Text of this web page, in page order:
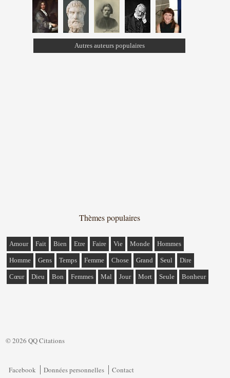
Autres auteurs populaires
Thèmes populaires
Amour Fait Bien Etre Faire Vie Monde Hommes
Homme Gens Temps Femme Chose Grand Seul Dire
Cœur Dieu Bon Femmes Mal Jour Mort Seule Bonheur
© 2026 QQ Citations
Facebook Données personnelles Contact